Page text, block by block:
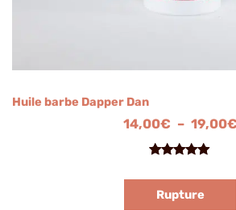
Huile barbe Dapper Dan
14,00€ – 19,00€
basé sur
Rupture